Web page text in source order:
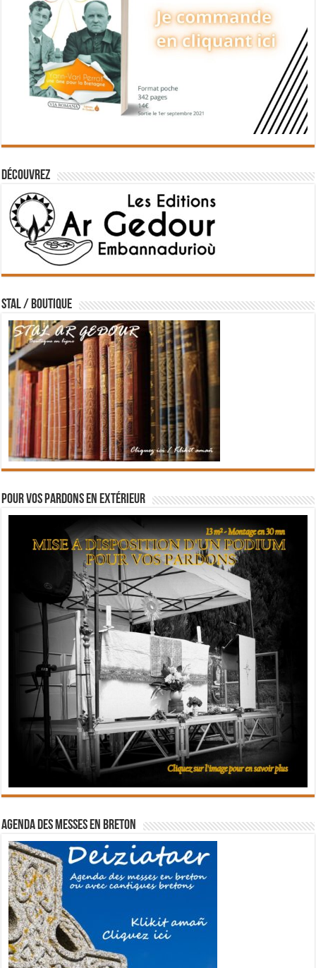
Découvrez
STAL / BOUTIQUE
Pour vos pardons en extérieur
Agenda des messes en breton